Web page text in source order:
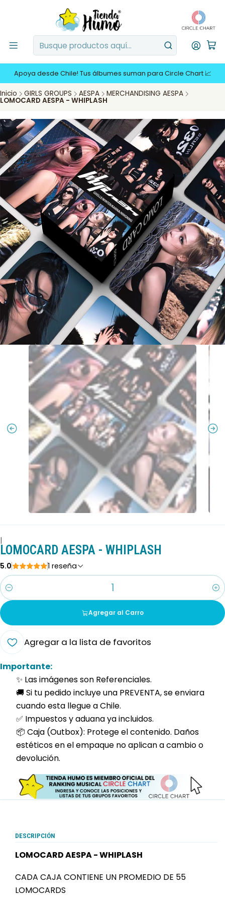
Apoya desde Chile! Tus álbumes suman para Circle Chart 📈
Inicio GIRLS GROUPS AESPA MERCHANDISING AESPA
LOMOCARD AESPA - WHIPLASH
|
LOMOCARD AESPA - WHIPLASH
5.0 1 reseña
Cantidad
Agregar al Carro
Agregar a la lista de favoritos
Importante:
✨ Las imágenes son Referenciales.
🚚 Si tu pedido incluye una PREVENTA, se enviara
cuando esta llegue a Chile.
✅ Impuestos y aduana ya incluidos.
📦 Caja (Outbox): Protege el contenido. Daños
estéticos en el empaque no aplican a cambio o
devolución.
DESCRIPCIÓN
LOMOCARD AESPA - WHIPLASH
CADA CAJA CONTIENE UN PROMEDIO DE 55
LOMOCARDS